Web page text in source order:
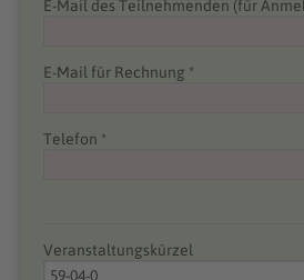
E-Mail des Teilnehmenden (für
E-Mail für Rechnung *
Telefon *
Veranstaltungskürzel